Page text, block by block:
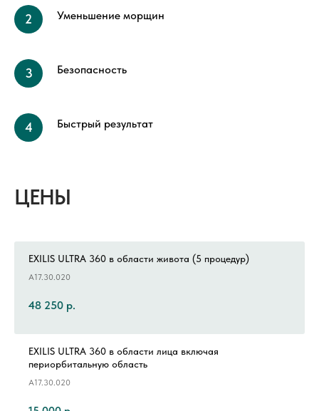
Уменьшение морщин
Безопасность
Быстрый результат
ЦЕНЫ
EXILIS ULTRA 360 в области живота (5 процедур)
А17.30.020
48 250 р.
EXILIS ULTRA 360 в области лица включая
периорбитальную область
А17.30.020